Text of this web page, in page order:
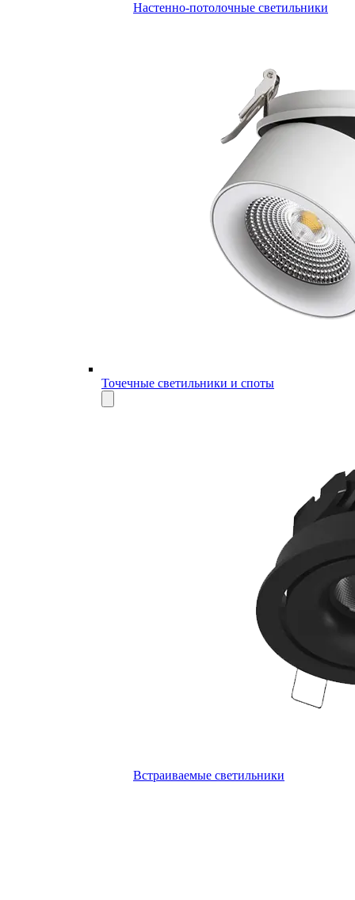
Настенно-потолочные светильники
Точечные светильники и споты
Встраиваемые светильники